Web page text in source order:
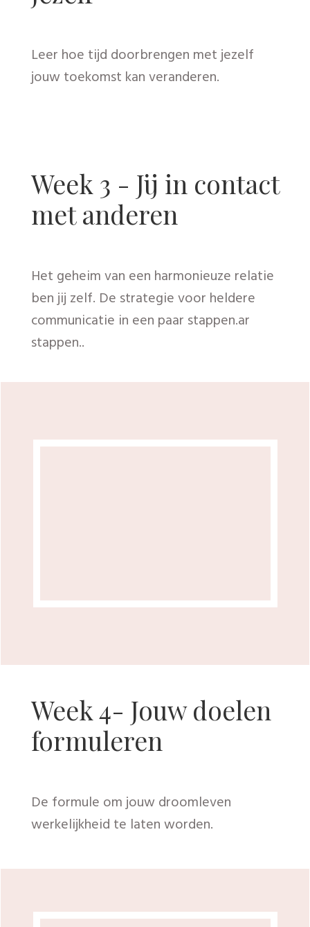
met anderen
stappen..
formuleren
Week 5 - Innerlijke
kracht
stralend tevoorschijn…